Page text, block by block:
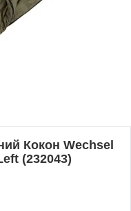
Кокон Wechsel
(232043)